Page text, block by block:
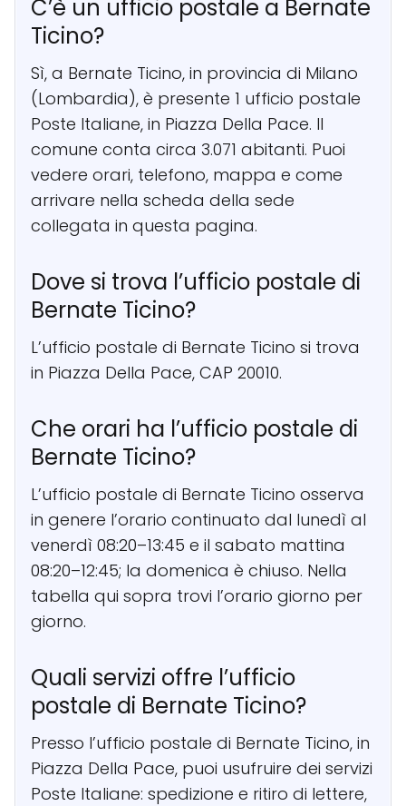
C’è un ufficio postale a Bernate
Ticino?
Sì, a Bernate Ticino, in provincia di Milano
(Lombardia), è presente 1 ufficio postale
Poste Italiane, in Piazza Della Pace. Il
comune conta circa 3.071 abitanti. Puoi
vedere orari, telefono, mappa e come
arrivare nella scheda della sede
collegata in questa pagina.
Dove si trova l’ufficio postale di
Bernate Ticino?
L’ufficio postale di Bernate Ticino si trova
in Piazza Della Pace, CAP 20010.
Che orari ha l’ufficio postale di
Bernate Ticino?
L’ufficio postale di Bernate Ticino osserva
in genere l’orario continuato dal lunedì al
venerdì 08:20–13:45 e il sabato mattina
08:20–12:45; la domenica è chiuso. Nella
tabella qui sopra trovi l’orario giorno per
giorno.
Quali servizi offre l’ufficio
postale di Bernate Ticino?
Presso l’ufficio postale di Bernate Ticino, in
Piazza Della Pace, puoi usufruire dei servizi
Poste Italiane: spedizione e ritiro di lettere,